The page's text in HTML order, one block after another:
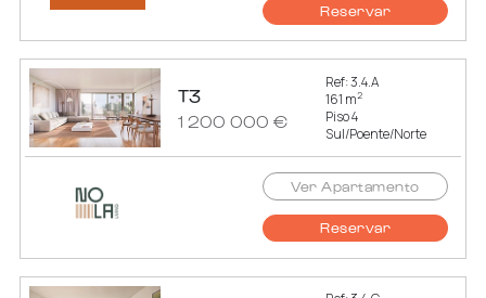
Reservar
T3
1 200 000 €
Ref: 3.4.A
161 m2
Piso 4
Sul/Poente/Norte
Ver Apartamento
Reservar